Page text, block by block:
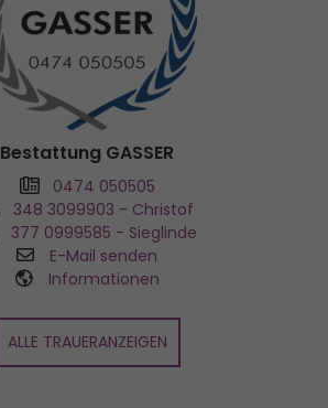
Bestattung GASSER
0474 050505
348 3099903 - Christof
377 0999585 - Sieglinde
E-Mail senden
Informationen
ALLE TRAUERANZEIGEN